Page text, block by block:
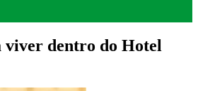
viver dentro do Hotel